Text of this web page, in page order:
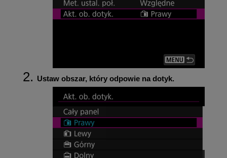
Ustaw obszar, który odpowie na dotyk.